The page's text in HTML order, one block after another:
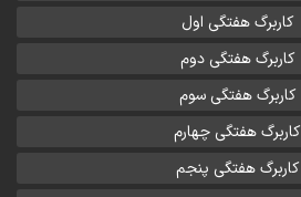
کاربرگ هفتگی اول
کاربرگ هفتگی دوم
کاربرگ هفتگی سوم
کاربرگ هفتگی چهارم
کاربرگ هفتگی پنجم